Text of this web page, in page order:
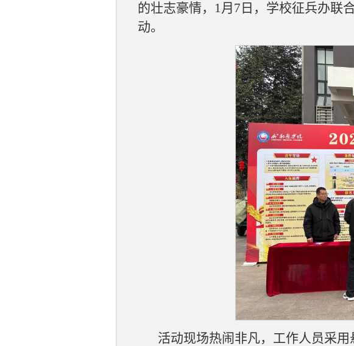
的壮志豪情，1月7日，学校征兵办联
动。
活动现场热闹非凡，工作人员采